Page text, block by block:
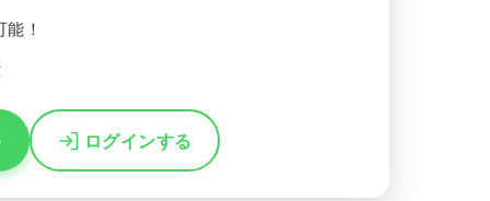
！
ログインする